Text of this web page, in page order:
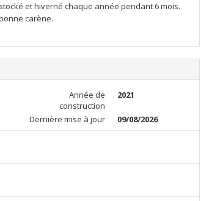
et hiverné chaque année pendant 6 mois.
carène.
Année de
construction
2021
Dernière mise à jour 09/08/2026